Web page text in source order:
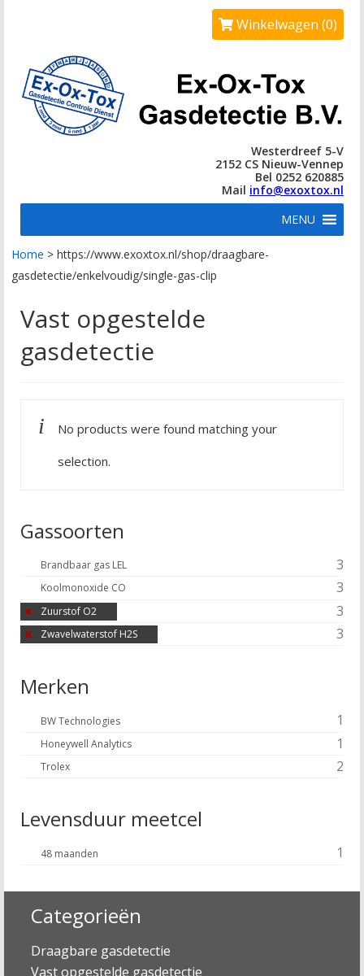
Winkelwagen (0)
Westerdreef 5-V
2152 CS Nieuw-Vennep
Bel 0252 620885
Mail info@exoxtox.nl
MENU
Home > https://www.exoxtox.nl/shop/draagbare-
gasdetectie/enkelvoudig/single-gas-clip
Vast opgestelde
gasdetectie
No products were found matching your
selection.
Gassoorten
Brandbaar gas LEL 3
Koolmonoxide CO 3
Zuurstof O2 3
Zwavelwaterstof H2S 3
Merken
BW Technologies 1
Honeywell Analytics 1
Trolex 2
Levensduur meetcel
48 maanden 1
Categorieën
Draagbare gasdetectie
Vast opgestelde gasdetectie